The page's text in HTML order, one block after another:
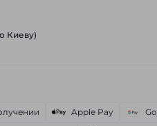
Киеву)
Apple Pay